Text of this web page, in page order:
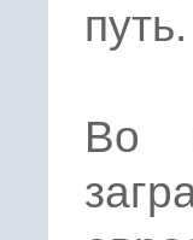
путь.
Во